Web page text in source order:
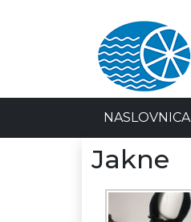
NASLOVNICA
Jakne